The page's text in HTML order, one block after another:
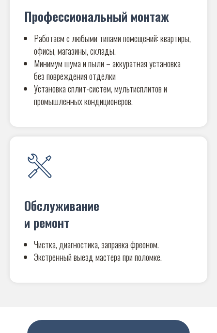
Профессиональный монтаж
Работаем с любыми типами помещений: квартиры,
офисы, магазины, склады.
Минимум шума и пыли – аккуратная установка
без повреждения отделки
Установка сплит-систем, мультисплитов и
промышленных кондиционеров.
Обслуживание
и ремонт
Чистка, диагностика, заправка фреоном.
Экстренный выезд мастера при поломке.